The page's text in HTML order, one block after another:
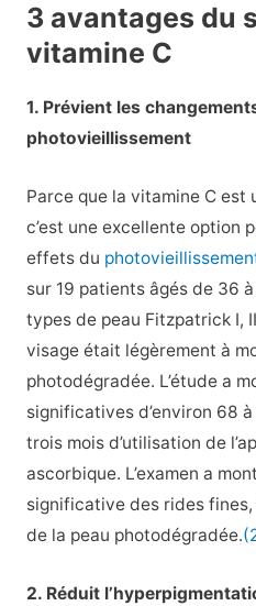
3 avantages du
vitamine C
1. Prévient les
photovieillissement
Parce que la vitamine C est
c’est une excellente option
effets du
sur 19 patients âgés de 36
types de peau Fitzpatrick I,
visage était légèrement à
photodégradée. L’étude a
significatives d’environ 68
trois mois d’utilisation de
ascorbique. L’examen a
significative des rides
de la peau photodégradée.
2. Réduit